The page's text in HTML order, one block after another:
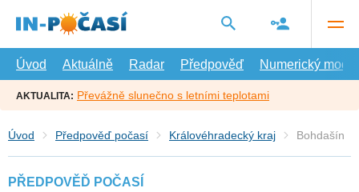
hlavní
Úvod
Aktuálně Radar Předpověď Numerický model
AKTUALITA: Převážně slunečno s letními teplotami
Úvod Předpověď počasí Královéhradecký kraj Bohdašín
PŘEDPOVĚĎ POČASÍ